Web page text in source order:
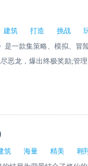
建筑 打造 挑战
是一款集策略、模拟、冒
恶龙，爆出终极奖励;管
玩转策略游戏。该产品由
筑 海量 精美 翱